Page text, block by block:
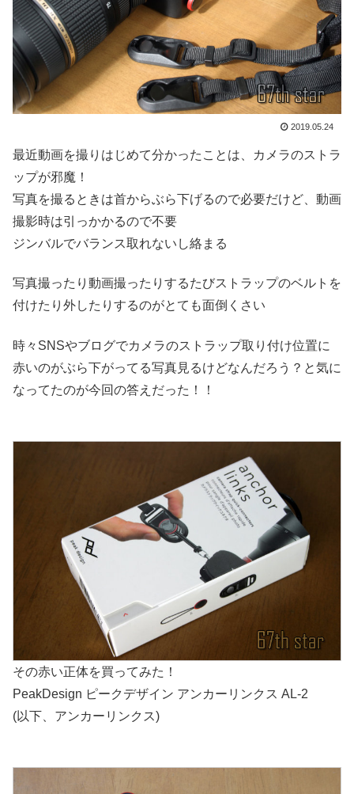
2019.05.24
最近動画を撮りはじめて分かったことは、カメラのストラ
ップが邪魔！
写真を撮るときは首からぶら下げるので必要だけど、動画
撮影時は引っかかるので不要
ジンバルでバランス取れないし絡まる
写真撮ったり動画撮ったりするたびストラップのベルトを
付けたり外したりするのがとても面倒くさい
時々SNSやブログでカメラのストラップ取り付け位置に
赤いのがぶら下がってる写真見るけどなんだろう？と気に
なってたのが今回の答えだった！！
その赤い正体を買ってみた！
PeakDesign ピークデザイン アンカーリンクス AL-2
(以下、アンカーリンクス)